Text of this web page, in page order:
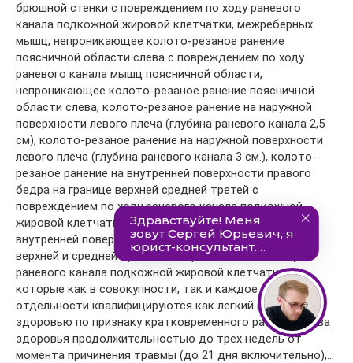
брюшной стенки с повреждением по ходу раневого
канала подкожной жировой клетчатки, межреберных
мышц, непроникающее колото-резаное ранение
поясничной области слева с повреждением по ходу
раневого канала мышц поясничной области,
непроникающее колото-резаное ранение поясничной
области слева, колото-резаное ранение на наружной
поверхности левого плеча (глубина раневого канала 2,5
см), колото-резаное ранение на наружной поверхности
левого плеча (глубина раневого канала 3 см.), колото-
резаное ранение на внутренней поверхности правого
бедра на границе верхней средней третей с
повреждением по ходу раневого канала подкожной
жировой клетчатки, колото-резаное ранение на
внутренней поверхности правого бедра на границе
верхней и средней третей с повреждением по ходу
раневого канала подкожной жировой клетчатки,
которые как в совокупности, так и каждое в
отдельности квалифицируются как легкий вред
здоровью по признаку кратковременного расстройства
здоровья продолжительностью до трех недель от
момента причинения травмы (до 21 дня включительно),…